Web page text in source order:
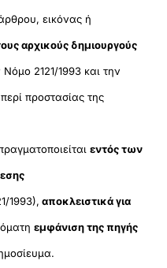
εικόνας ή
αρχικούς δημιουργούς
2121/1993 και την
προστασίας της
εντός των
1993), αποκλειστικά για
εμφάνιση της πηγής